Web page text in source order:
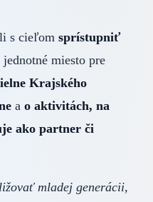
s cieľom sprístupniť
miesto pre
Krajského
a o aktivitách, na
ako partner či
mladej generácii,